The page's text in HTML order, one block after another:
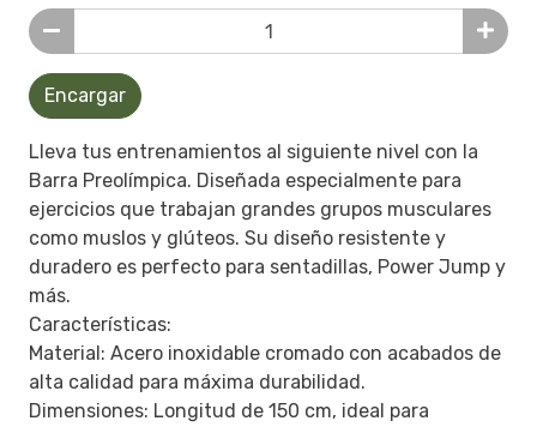
Encargar
Lleva tus entrenamientos al siguiente nivel con la
Barra Preolímpica. Diseñada especialmente para
ejercicios que trabajan grandes grupos musculares
como muslos y glúteos. Su diseño resistente y
duradero es perfecto para sentadillas, Power Jump y
más.
Características:
Material: Acero inoxidable cromado con acabados de
alta calidad para máxima durabilidad.
Dimensiones: Longitud de 150 cm, ideal para